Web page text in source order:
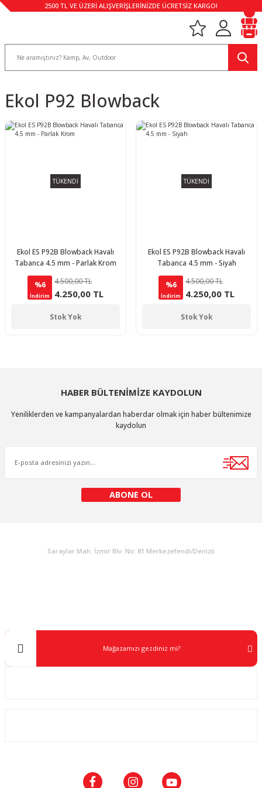
2500 TL VE ÜZERİ ALIŞVERİŞLERİNİZDE ÜCRETSİZ KARGO!
Ekol P92 Blowback
TÜKENDİ
Ekol ES P92B Blowback Havalı
Tabanca 4.5 mm - Parlak Krom
%6
İndirim
4.500,00 TL
4.250,00 TL
Stok Yok
TÜKENDİ
Ekol ES P92B Blowback Havalı
Tabanca 4.5 mm - Siyah
%6
İndirim
4.500,00 TL
4.250,00 TL
Stok Yok
HABER BÜLTENİMİZE KAYDOLUN
Yeniliklerden ve kampanyalardan haberdar olmak için haber bültenimize
kaydolun
ABONE OL
Saraylar Mah. İzmir Blv. No: 81 Merkezefendi/Denizli
Mağazamızı gezdiniz mi?